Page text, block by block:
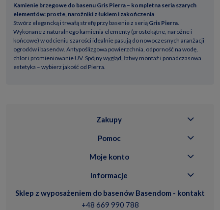
Kamienie brzegowe do basenu Gris Pierra – kompletna seria szarych
elementów: proste, narożniki z łukiem i zakończenia
Stwórz elegancką i trwałą strefę przy basenie z serią Gris Pierra.
Wykonane z naturalnego kamienia elementy (prostokątne, narożne i
końcowe) w odcieniu szarości idealnie pasują do nowoczesnych aranżacji
ogrodów i basenów. Antypoślizgowa powierzchnia, odporność na wodę,
chlor i promieniowanie UV. Spójny wygląd, łatwy montaż i ponadczasowa
estetyka – wybierz jakość od Pierra.
Zakupy
Pomoc
Moje konto
Informacje
Sklep z wyposażeniem do basenów Basendom - kontakt
+48 669 990 788